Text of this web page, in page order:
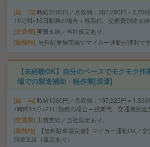
給 与 時給2200円／月収例：387,200円＝2,200
11時間×16日勤務の場合＋残業代、交通費別途支給
交通費 実費支給／当社規定あり。
勤務地 無料駐車場完備でマイカー通勤が便利です
【未経験OK】自分のペースでモクモク作
場での製造補助・軽作業[派遣]
給 与 時給1300円／月収例：197,925円＝1,300
7時間15分×21日勤務の場合＋残業代、交通費別途
交通費 実費支給／当社規定あり。
勤務地
【無料駐車場完備】マイカー通勤OK／交
別途支給（規定あり）